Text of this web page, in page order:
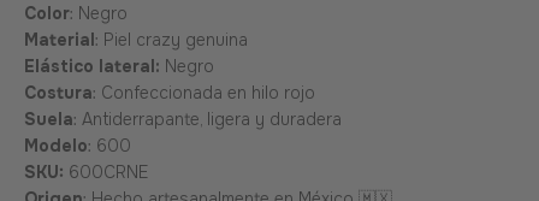
Color: Negro
Material: Piel crazy genuina
Elástico lateral: Negro
Costura: Confeccionada en hilo rojo
Suela: Antiderrapante, ligera y duradera
Modelo: 600
SKU: 600CRNE